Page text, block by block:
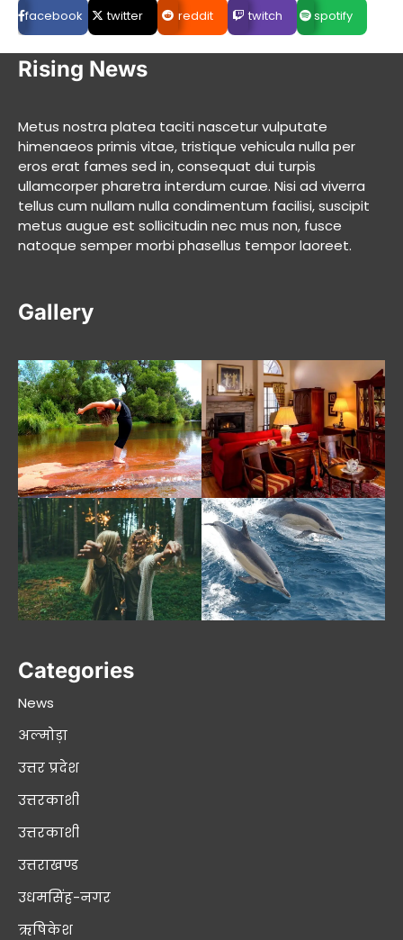
facebook twitter reddit twitch spotify
Rising News
Metus nostra platea taciti nascetur vulputate
himenaeos primis vitae, tristique vehicula nulla per
eros erat fames sed in, consequat dui turpis
ullamcorper pharetra interdum curae. Nisi ad viverra
tellus cum nullam nulla condimentum facilisi, suscipit
metus augue est sollicitudin nec mus non, fusce
natoque semper morbi phasellus tempor laoreet.
Gallery
Categories
News
अल्मोड़ा
उत्तर प्रदेश
उत्तरकाशी
उत्तरकाशी
उत्तराखण्ड
उधमसिंह-नगर
ऋषिकेश